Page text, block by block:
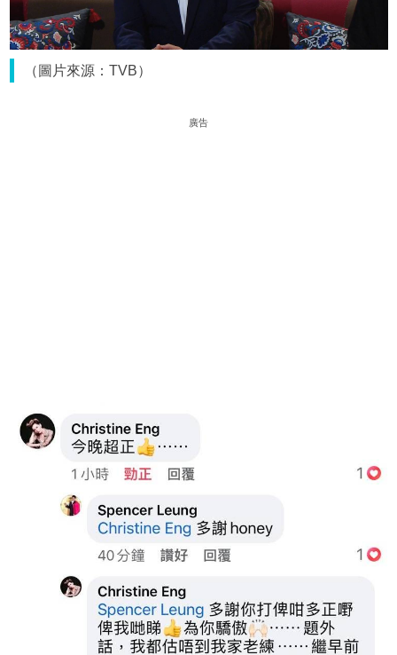
（圖片來源：TVB）
廣告